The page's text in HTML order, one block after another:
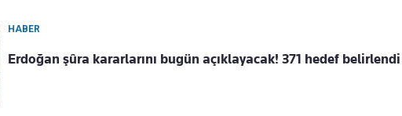
HABER
Erdoğan şûra kararlarını bugün açıklayacak! 371 hedef belirlendi